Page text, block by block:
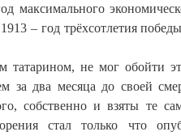
максимального
– год трёхсотлетия
не мог обойти
за два месяца до своей
собственно и взяты те
стал только что